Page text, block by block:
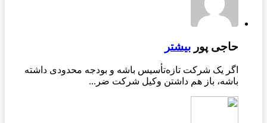
حاجی پور بیشتر
اگر یک شرکت تازه‌تأسیس باشه و بودجه محدودی داشته
باشه، باز هم داشتن وکیل شرکت ضر...